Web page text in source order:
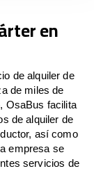
en
de alquiler de
de miles de
OsaBus facilita
de alquiler de
así como
empresa se
servicios de